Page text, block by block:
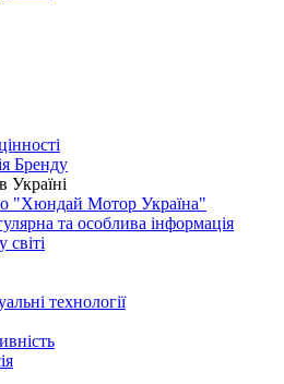
Бренду
Україні
"Хюндай Мотор Україна"
та особлива інформація
технології